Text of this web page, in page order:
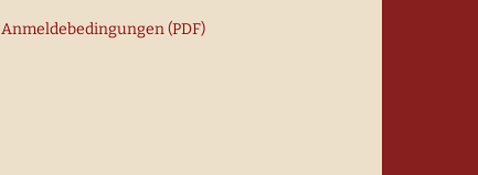
Anmeldebedingungen (PDF)